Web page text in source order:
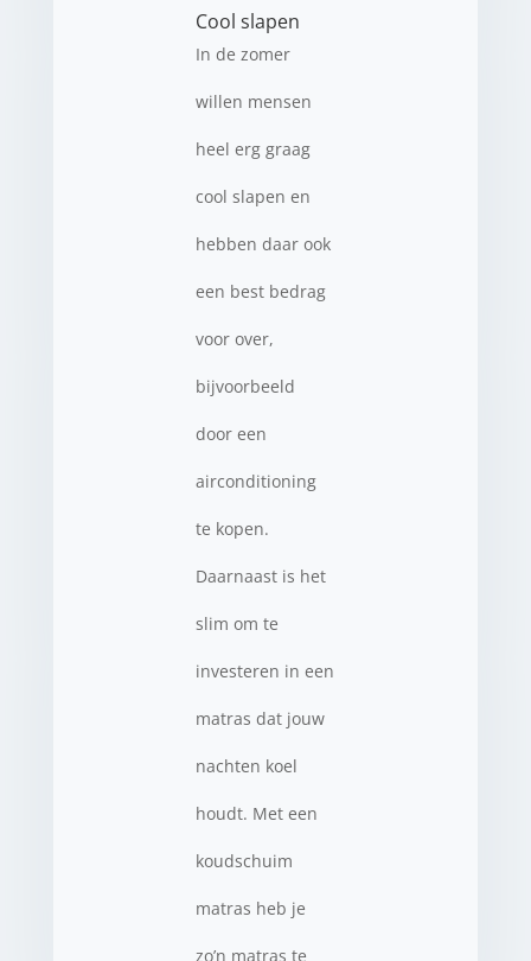
Cool slapen
In de zomer
willen mensen
heel erg graag
cool slapen en
hebben daar ook
een best bedrag
voor over,
bijvoorbeeld
door een
airconditioning
te kopen.
Daarnaast is het
slim om te
investeren in een
matras dat jouw
nachten koel
houdt. Met een
koudschuim
matras heb je
zo’n matras te